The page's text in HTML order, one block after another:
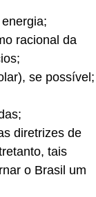
racional da
se possível;
diretrizes de
tais
o Brasil um